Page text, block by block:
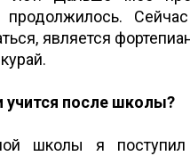
продолжилось.
является
после школы?
школы я поступил